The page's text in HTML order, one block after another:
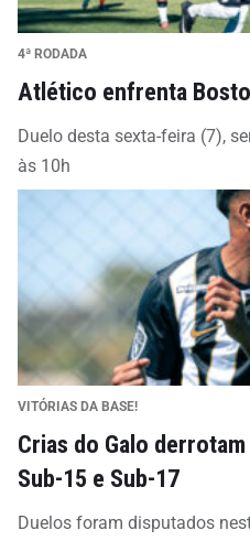
4ª RODADA
Atlético enfrenta
Duelo desta sexta-feira (7),
às 10h
VITÓRIAS DA BASE!
Crias do Galo
Sub-15 e Sub-17
Duelos foram disputados